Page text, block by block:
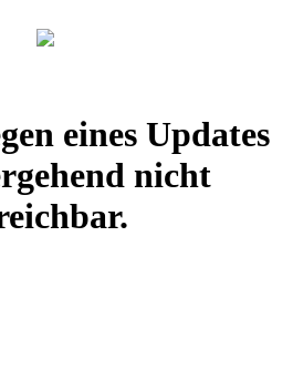
eines Updates
nicht